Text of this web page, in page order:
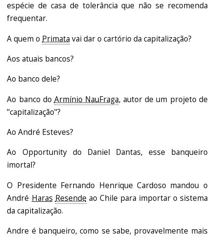
espécie de casa de tolerância que não se recomenda
frequentar.
A quem o Primata vai dar o cartório da capitalização?
Aos atuais bancos?
Ao banco dele?
Ao banco do Armínio NauFraga, autor de um projeto de
"capitalização"?
Ao André Esteves?
Ao Opportunity do Daniel Dantas, esse banqueiro
imortal?
O Presidente Fernando Henrique Cardoso mandou o
André Haras Resende ao Chile para importar o sistema
da capitalização.
Andre é banqueiro, como se sabe, provavelmente mais